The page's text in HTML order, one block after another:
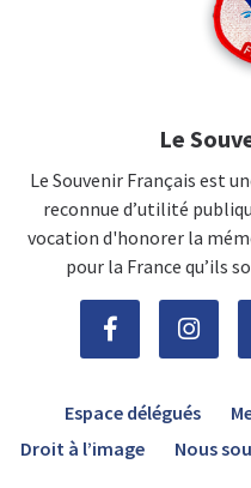
Le
Le Souvenir Français est
reconnue d’utilité
vocation d'honorer la
pour la France qu’ils
Espace délégués
Droit à l’image
Nous